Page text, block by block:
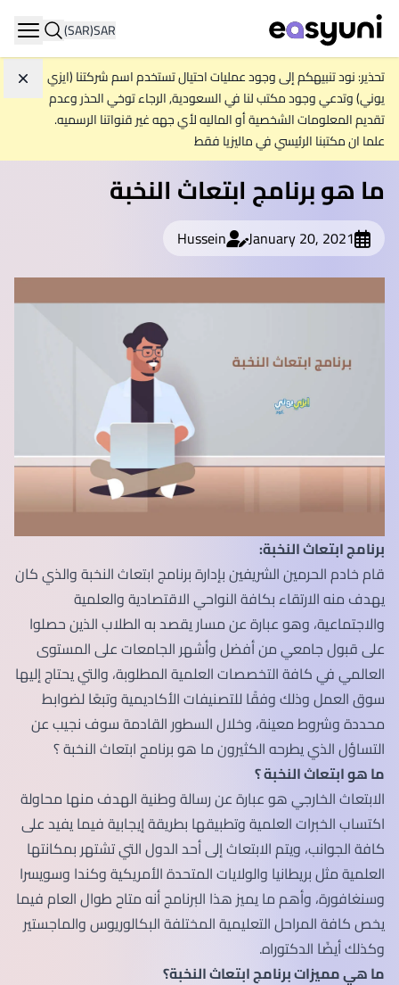
SAR
(SAR)
تحذير: نود تنبيهكم إلى وجود عمليات احتيال تستخدم اسم شركتنا (ايزي
يوني) وتدعي وجود مكتب لنا في السعودية, الرجاء توخي الحذر وعدم
تقديم المعلومات الشخصية أو الماليه لأي جهه غير قنواتنا الرسميه.
علما ان مكتبنا الرئيسي في ماليزيا فقط
ما هو برنامج ابتعاث النخبة
January 20, 2021
Hussein
برنامج ابتعاث النخبة:
قام خادم الحرمين الشريفين بإدارة برنامج ابتعاث النخبة والذي كان
يهدف منه الارتقاء بكافة النواحي الاقتصادية والعلمية
والاجتماعية، وهو عبارة عن مسار يقصد به الطلاب الذين حصلوا
على قبول جامعي من أفضل وأشهر الجامعات على المستوى
العالمي في كافة التخصصات العلمية المطلوبة، والتي يحتاج إليها
سوق العمل وذلك وفقًا للتصنيفات الأكاديمية وتبعًا لضوابط
محددة وشروط معينة، وخلال السطور القادمة سوف نجيب عن
التساؤل الذي يطرحه الكثيرون ما هو برنامج ابتعاث النخبة ؟
ما هو ابتعاث النخبة ؟
الابتعاث الخارجي هو عبارة عن رسالة وطنية الهدف منها محاولة
اكتساب الخبرات العلمية وتطبيقها بطريقة إيجابية فيما يفيد على
كافة الجوانب، ويتم الابتعاث إلى أحد الدول التي تشتهر بمكانتها
العلمية مثل بريطانيا والولايات المتحدة الأمريكية وكندا وسويسرا
وسنغافورة، وأهم ما يميز هذا البرنامج أنه متاح طوال العام فيما
يخص كافة المراحل التعليمية المختلفة البكالوريوس والماجستير
وكذلك أيضًا الدكتوراه.
ما هي مميزات برنامج ابتعاث النخبة؟